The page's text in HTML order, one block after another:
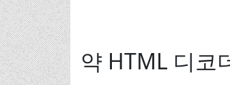
약 HTML 디코